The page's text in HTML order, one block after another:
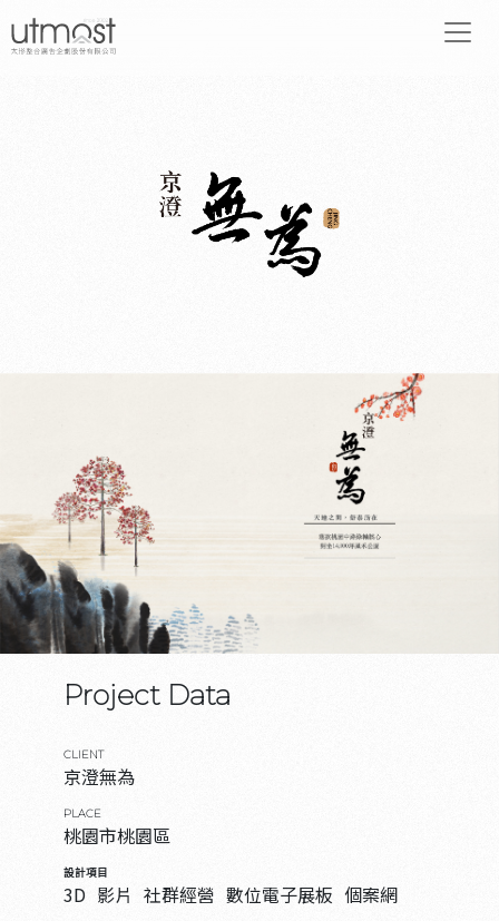
Project Data
CLIENT
京澄無為
PLACE
桃園市桃園區
設計項目
3D 影片 社群經營 數位電子展板 個案網